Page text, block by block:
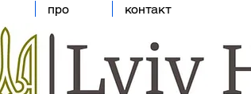
про контакт